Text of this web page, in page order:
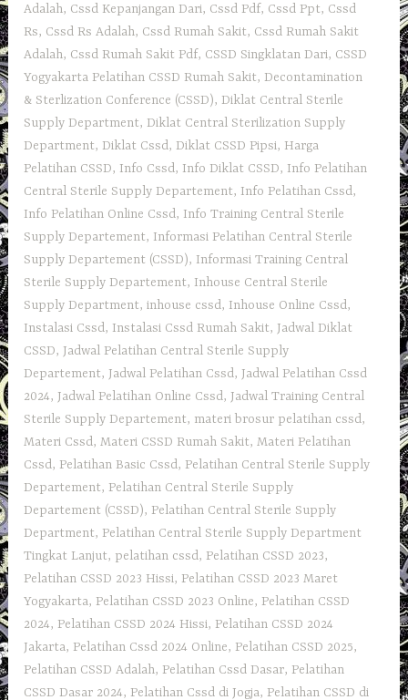
Adalah, Cssd Kepanjangan Dari, Cssd Pdf, Cssd Ppt, Cssd
Rs, Cssd Rs Adalah, Cssd Rumah Sakit, Cssd Rumah Sakit
Adalah, Cssd Rumah Sakit Pdf, CSSD Singklatan Dari, CSSD
Yogyakarta Pelatihan CSSD Rumah Sakit,Decontamination
& Sterlization Conference (CSSD),Diklat Central Sterile
Supply Department,Diklat Central Sterilization Supply
Department,Diklat Cssd,Diklat CSSD Pipsi, Harga
Pelatihan CSSD, Info Cssd, Info Diklat CSSD, Info Pelatihan
Central Sterile Supply Departement, Info Pelatihan Cssd,
Info Pelatihan Online Cssd, Info Training Central Sterile
Supply Departement, Informasi Pelatihan Central Sterile
Supply Departement (CSSD), Informasi Training Central
Sterile Supply Departement, Inhouse Central Sterile
Supply Department,inhouse cssd, Inhouse Online Cssd,
Instalasi Cssd, Instalasi Cssd Rumah Sakit, Jadwal Diklat
CSSD, Jadwal Pelatihan Central Sterile Supply
Departement, Jadwal Pelatihan Cssd, Jadwal Pelatihan Cssd
2024, Jadwal Pelatihan Online Cssd, Jadwal Training Central
Sterile Supply Departement, materi brosur pelatihan cssd,
Materi Cssd,Materi CSSD Rumah Sakit,Materi Pelatihan
Cssd, Pelatihan Basic Cssd, Pelatihan Central Sterile Supply
Departement, Pelatihan Central Sterile Supply
Departement (CSSD), Pelatihan Central Sterile Supply
Department, Pelatihan Central Sterile Supply Department
Tingkat Lanjut, pelatihan cssd, Pelatihan CSSD 2023,
Pelatihan CSSD 2023 Hissi, Pelatihan CSSD 2023 Maret
Yogyakarta, Pelatihan CSSD 2023 Online, Pelatihan CSSD
2024, Pelatihan CSSD 2024 Hissi, Pelatihan CSSD 2024
Jakarta, Pelatihan Cssd 2024 Online, Pelatihan CSSD 2025,
Pelatihan CSSD Adalah, Pelatihan Cssd Dasar, Pelatihan
CSSD Dasar 2024, Pelatihan Cssd di Jogja, Pelatihan CSSD di